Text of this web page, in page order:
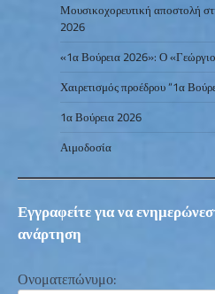
Μουσικοχορευτική αποστολή
2026
«1α Βούρεια 2026»: Ο
Χαιρετισμός προέδρου “1α
1α Βούρεια 2026
Αιμοδοσία
Εγγραφείτε για να
ανάρτηση
Ονοματεπώνυμο: